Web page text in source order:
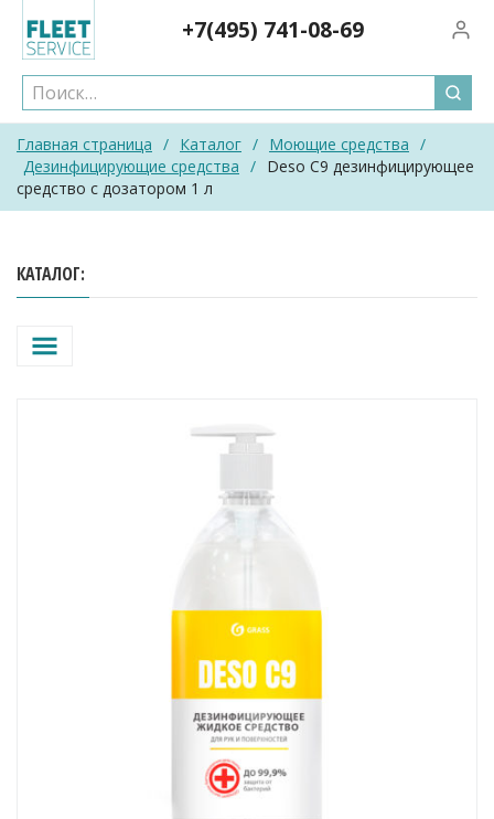
content
+7(495) 741-08-69
Главная страница / Каталог / Моющие средства /
Дезинфицирующие средства / Deso C9 дезинфицирующее
средство с дозатором 1 л
КАТАЛОГ